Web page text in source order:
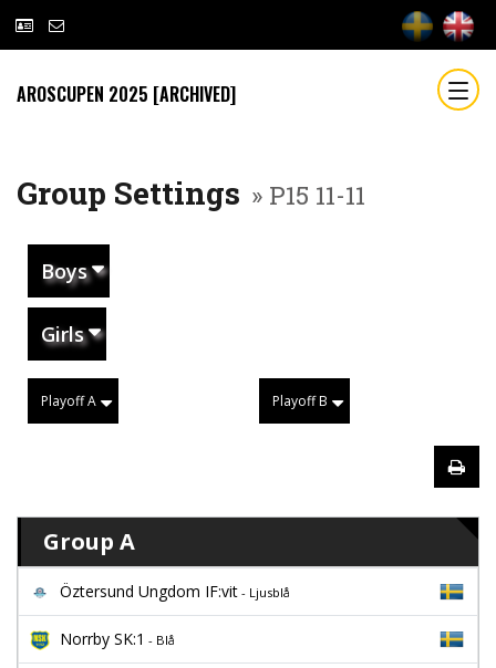
AROSCUPEN 2025 [ARCHIVED]
Group Settings » P15 11-11
Boys
Girls
Playoff A Playoff B
Group A
Öztersund Ungdom IF:vit - Ljusblå
Norrby SK:1 - Blå